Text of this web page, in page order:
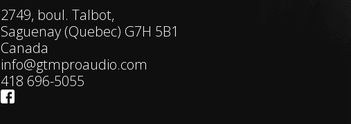
2749, boul. Talbot,
Saguenay (Quebec) G7H 5B1
Canada
info@gtmproaudio.com
418 696-5055